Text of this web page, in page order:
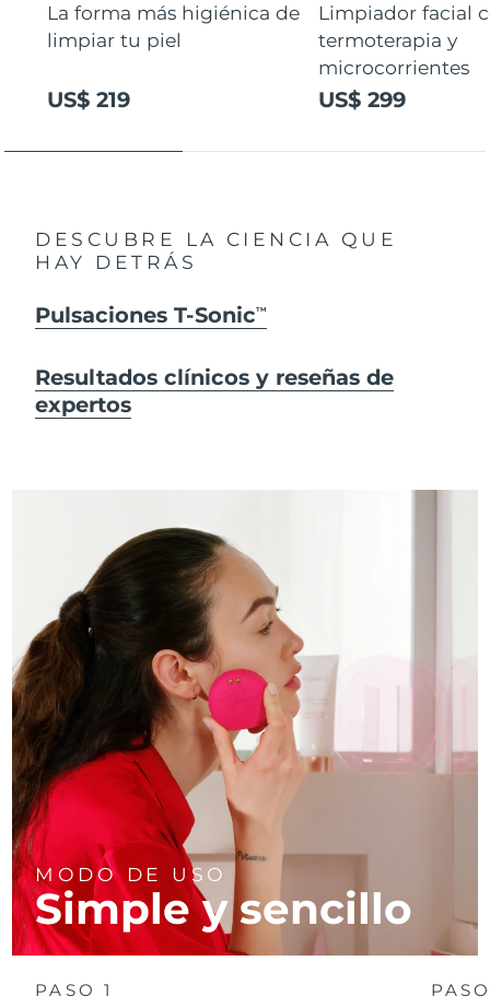
La forma más higiénica de
limpiar tu piel
US$ 219
Limpiador facial
termoterapia y
microcorrientes
US$ 299
DESCUBRE LA CIENCIA QUE
HAY DETRÁS
Pulsaciones T-SonicTM
Resultados clínicos y reseñas de
expertos
MODO DE USO
Simple y sencillo
PASO 1